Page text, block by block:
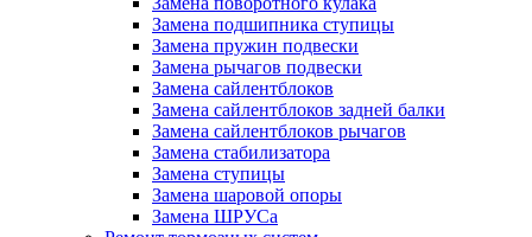
Замена подшипника ступицы
Замена пружин подвески
Замена рычагов подвески
Замена сайлентблоков
Замена сайлентблоков задней балки
Замена сайлентблоков рычагов
Замена стабилизатора
Замена ступицы
Замена шаровой опоры
Замена ШРУСа